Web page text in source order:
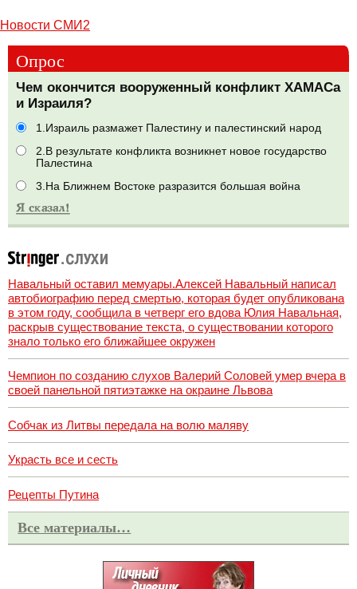
Новости СМИ2
Опрос
Чем окончится вооруженный конфликт ХАМАСа
и Израиля?
1.Израиль размажет Палестину и палестинский народ
2.В результате конфликта возникнет новое государство
Палестина
3.На Ближнем Востоке разразится большая война
Навальный оставил мемуары.Алексей Навальный написал
автобиографию перед смертью, которая будет опубликована
в этом году, сообщила в четверг его вдова Юлия Навальная,
раскрыв существование текста, о существовании которого
знало только его ближайшее окружен
Чемпион по созданию слухов Валерий Соловей умер вчера в
своей панельной пятиэтажке на окраине Львова
Собчак из Литвы передала на волю маляву
Украсть все и сесть
Рецепты Путина
Все материалы…